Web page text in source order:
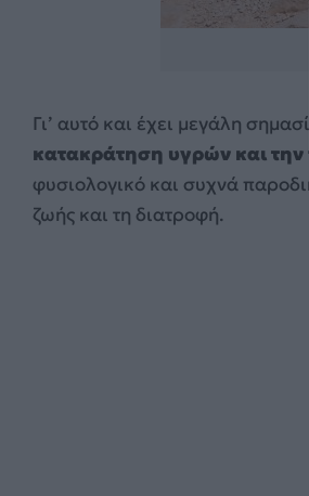
Γι’ αυτό και έχει μεγάλη
κατακράτηση υγρών και
φυσιολογικό και συχνά
ζωής και τη διατροφή.